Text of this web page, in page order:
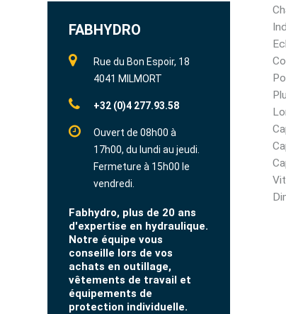
FABHYDRO
Rue du Bon Espoir, 18
4041 MILMORT
+32 (0)4 277.93.58
Ouvert de 08h00 à
17h00, du lundi au jeudi.
Fermeture à 15h00 le
vendredi.
Fabhydro, plus de 20 ans
d'expertise en hydraulique.
Notre équipe vous
conseille lors de vos
achats en outillage,
vêtements de travail et
équipements de
protection individuelle.